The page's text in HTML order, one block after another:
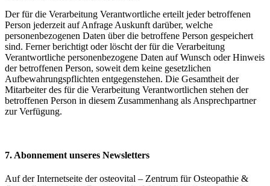
Der für die Verarbeitung Verantwortliche erteilt jeder betroffenen
Person jederzeit auf Anfrage Auskunft darüber, welche
personenbezogenen Daten über die betroffene Person gespeichert
sind. Ferner berichtigt oder löscht der für die Verarbeitung
Verantwortliche personenbezogene Daten auf Wunsch oder Hinweis
der betroffenen Person, soweit dem keine gesetzlichen
Aufbewahrungspflichten entgegenstehen. Die Gesamtheit der
Mitarbeiter des für die Verarbeitung Verantwortlichen stehen der
betroffenen Person in diesem Zusammenhang als Ansprechpartner
zur Verfügung.
7. Abonnement unseres Newsletters
Auf der Internetseite der osteovital – Zentrum für Osteopathie &